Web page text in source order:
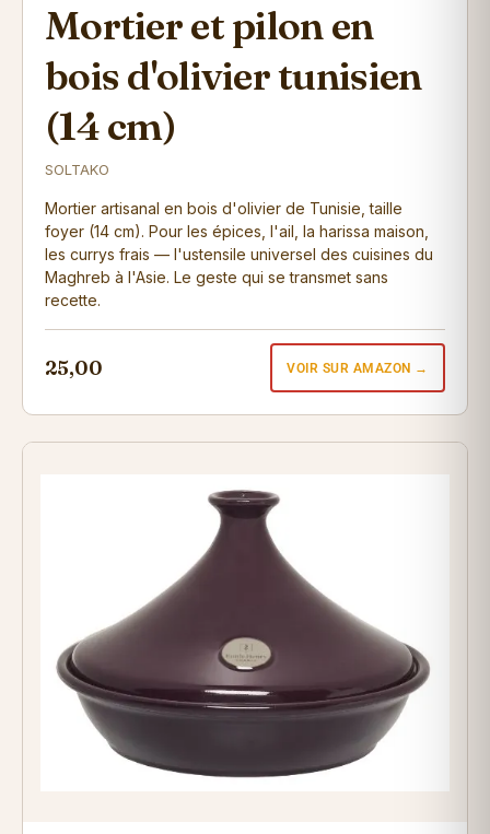
Mortier et pilon en
bois d'olivier tunisien
(14 cm)
SOLTAKO
Mortier artisanal en bois d'olivier de Tunisie, taille
foyer (14 cm). Pour les épices, l'ail, la harissa maison,
les currys frais — l'ustensile universel des cuisines du
Maghreb à l'Asie. Le geste qui se transmet sans
recette.
25,00 VOIR SUR AMAZON →